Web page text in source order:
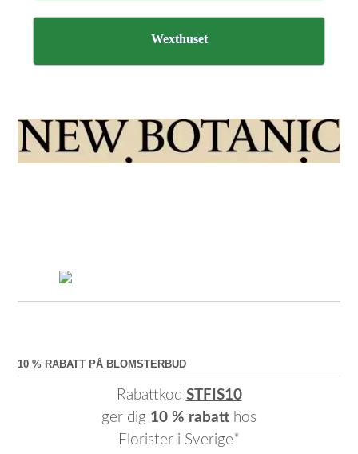
Wexthuset
10 % RABATT PÅ BLOMSTERBUD
Rabattkod STFIS10
ger dig 10 % rabatt hos
Florister i Sverige*